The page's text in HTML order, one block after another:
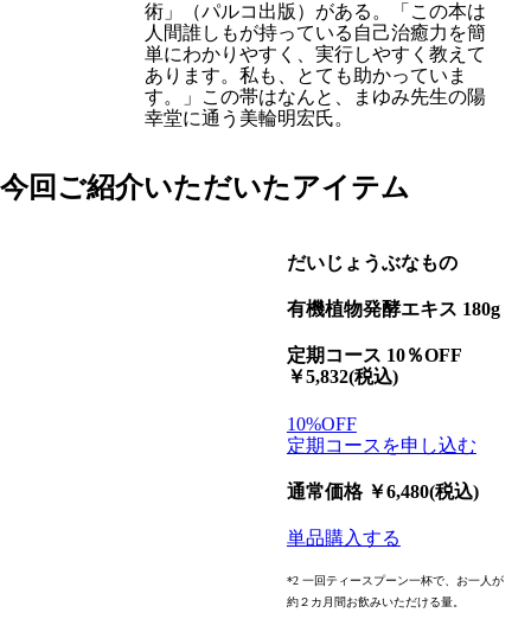
術」（パルコ出版）がある。「この本は
人間誰しもが持っている自己治癒力を簡
単にわかりやすく、実行しやすく教えて
あります。私も、とても助かっていま
す。」この帯はなんと、まゆみ先生の陽
幸堂に通う美輪明宏氏。
今回ご紹介いただいたアイテム
だいじょうぶなもの
有機植物発酵エキス 180g
定期コース 10％OFF
￥5,832(税込)
10%OFF
定期コースを申し込む
通常価格 ￥6,480(税込)
単品購入する
*2 一回ティースプーン一杯で、お一人が
約２カ月間お飲みいただける量。